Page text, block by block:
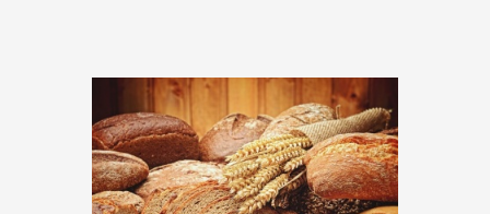
6 JEL, AMI HORMONÁLIS
UTAL